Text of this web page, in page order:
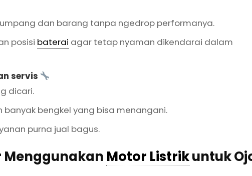
dan barang tanpa ngedrop performanya.
posisi baterai agar tetap nyaman dikendarai dalam
servis
dicari.
banyak bengkel yang bisa menangani.
purna jual bagus.
Menggunakan Motor Listrikuntuk